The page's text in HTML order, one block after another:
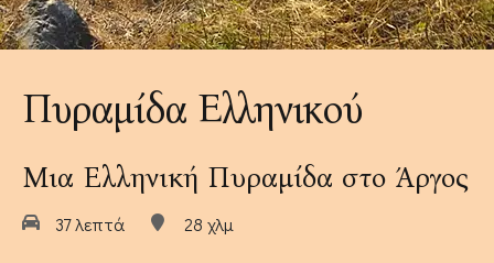
4 άτομα
Πυραμίδα Ελληνικού
Μια Ελληνική Πυραμίδα στο Άργος
37 λεπτά 28 χλμ